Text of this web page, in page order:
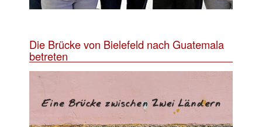
Die Brücke von Bielefeld nach Guatemala
betreten